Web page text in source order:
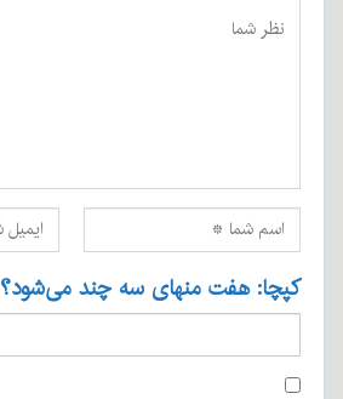
کپچا: هفت منهای سه چند می‌شود؟